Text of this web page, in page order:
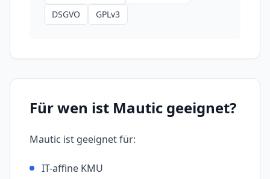
DSGVO
GPLv3
Für wen ist Mautic geeignet?
Mautic ist geeignet für:
IT-affine KMU